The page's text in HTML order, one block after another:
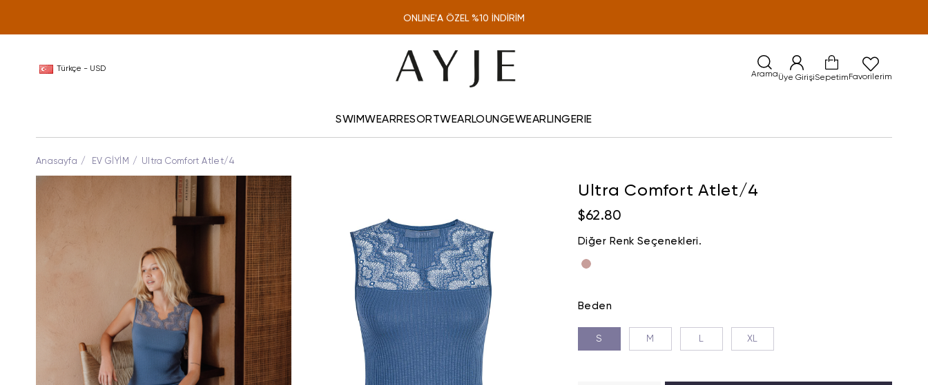
ONLINE'A ÖZEL %10 İNDİRİM
Türkçe - USD
AramaÜye GirişiSepetim Favorilerim
SWIMWEARRESORTWEARLOUNGEWEARLINGERIE
Anasayfa EV GİYİM Ultra Comfort Atlet/4
Ultra Comfort Atlet/4
$62.80
Diğer Renk Seçenekleri.
Beden
S M L XL